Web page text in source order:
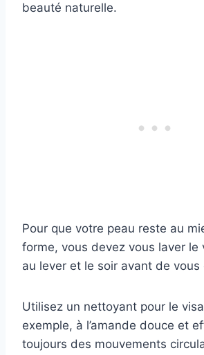
beauté naturelle.
Pour que votre peau reste au
forme, vous devez vous laver le
au lever et le soir avant de vous
Utilisez un nettoyant pour le
exemple, à l’amande douce et
toujours des mouvements